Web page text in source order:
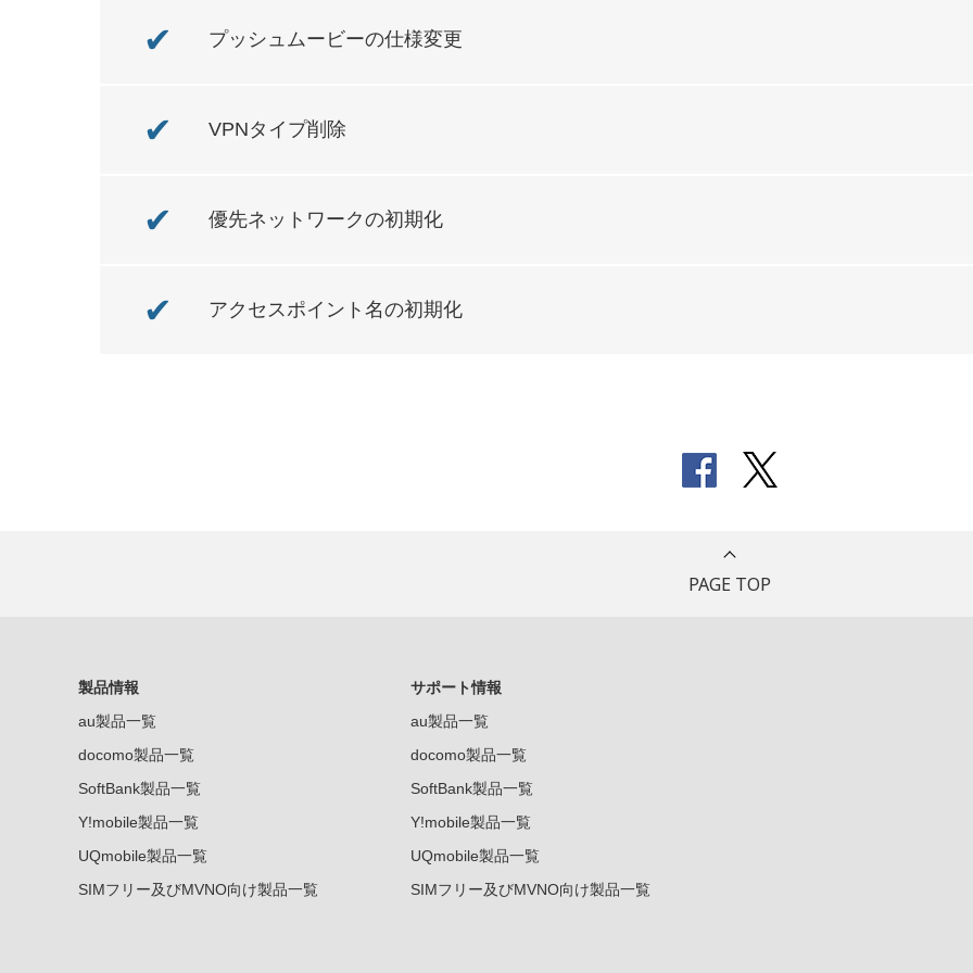
✔ プッシュムービーの仕様変更
✔ VPNタイプ削除
✔ 優先ネットワークの初期化
✔ アクセスポイント名の初期化
PAGE TOP
製品情報
au製品一覧
docomo製品一覧
SoftBank製品一覧
Y!mobile製品一覧
UQmobile製品一覧
SIMフリー及びMVNO向け製品一覧
サポート情報
au製品一覧
docomo製品一覧
SoftBank製品一覧
Y!mobile製品一覧
UQmobile製品一覧
SIMフリー及びMVNO向け製品一覧